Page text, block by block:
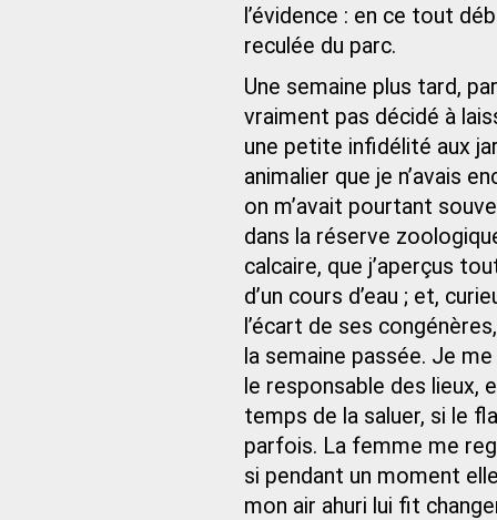
l’évidence : en ce tout
reculée du parc.
Une semaine plus tard,
vraiment pas décidé à
une petite infidélité aux
animalier que je n’avais
on m’avait pourtant
dans la réserve
calcaire, que j’aperçus
d’un cours d’eau ; et,
l’écart de ses
la semaine passée. Je
le responsable des lieux,
temps de la saluer, si le
parfois. La femme me
si pendant un moment
mon air ahuri lui fit